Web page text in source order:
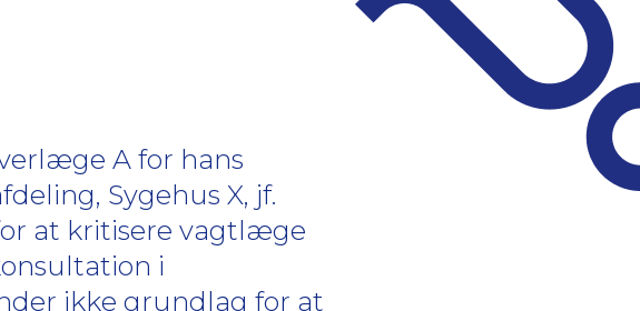
A for hans
Sygehus X, jf.
at kritisere vagtlæge
i
ikke grundlag for at